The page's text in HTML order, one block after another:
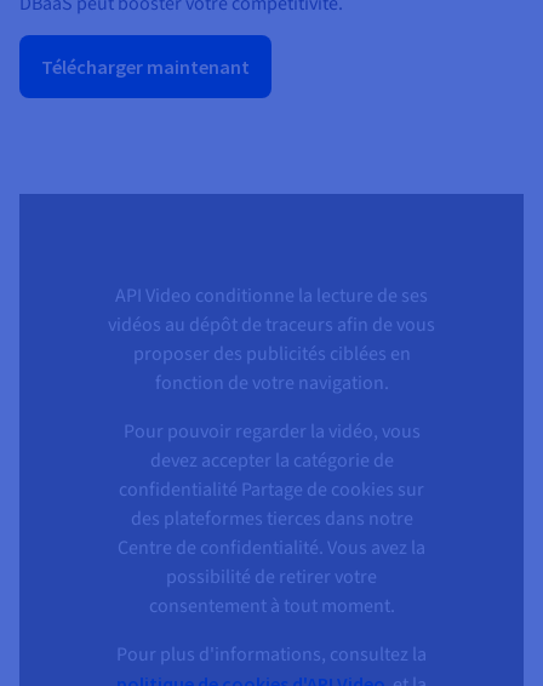
Télécharger maintenant
API Video conditionne la lecture de ses
vidéos au dépôt de traceurs afin de vous
proposer des publicités ciblées en
fonction de votre navigation.
Pour pouvoir regarder la vidéo, vous
devez accepter la catégorie de
confidentialité Partage de cookies sur
des plateformes tierces dans notre
Centre de confidentialité. Vous avez la
possibilité de retirer votre
consentement à tout moment.
Pour plus d'informations, consultez la